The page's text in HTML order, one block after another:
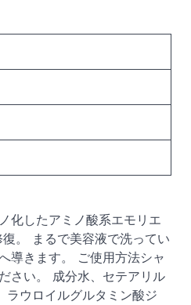
化したアミノ酸系エモリエ
。 まるで美容液で洗ってい
導きます。 ご使用方法シャ
さい。 成分水、セテアリル
ラウロイルグルタミン酸ジ